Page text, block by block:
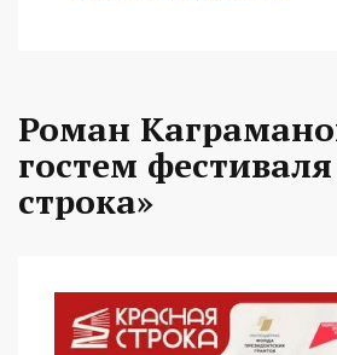
Роман
гостем
строка»